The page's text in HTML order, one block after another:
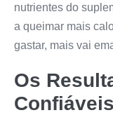
nutrientes do
a queimar mais
gastar, mais vai
Os